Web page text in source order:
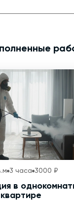
3 часа 3000 ₽
в
квартире